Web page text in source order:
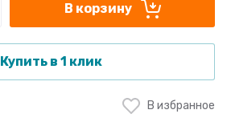
В корзину
Купить в 1 клик
В избранное